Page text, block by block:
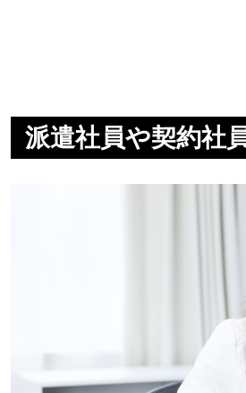
派遣社員や契約社